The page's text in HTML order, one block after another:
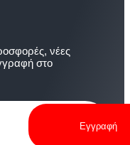
νέες
στο